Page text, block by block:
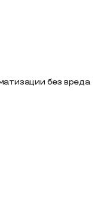
без вреда